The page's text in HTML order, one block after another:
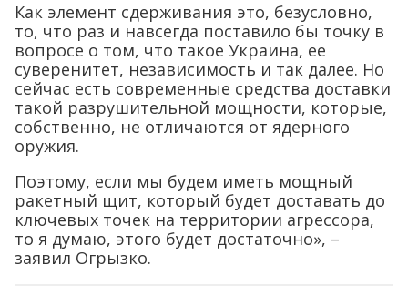
Как элемент сдерживания это, безусловно,
то, что раз и навсегда поставило бы точку в
вопросе о том, что такое Украина, ее
суверенитет, независимость и так далее. Но
сейчас есть современные средства доставки
такой разрушительной мощности, которые,
собственно, не отличаются от ядерного
оружия.
Поэтому, если мы будем иметь мощный
ракетный щит, который будет доставать до
ключевых точек на территории агрессора,
то я думаю, этого будет достаточно», –
заявил Огрызко.